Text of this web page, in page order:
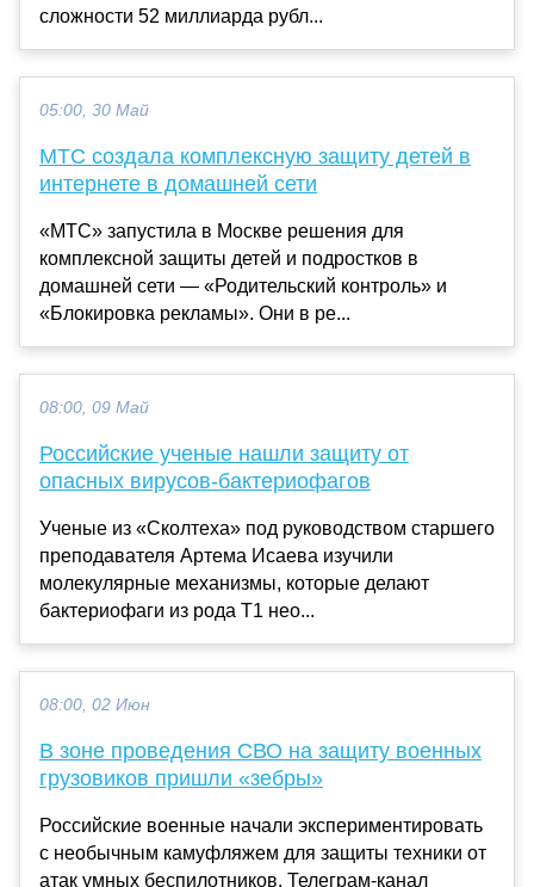
сложности 52 миллиарда рубл...
05:00, 30 Май
МТС создала комплексную защиту детей в
интернете в домашней сети
«МТС» запустила в Москве решения для
комплексной защиты детей и подростков в
домашней сети — «Родительский контроль» и
«Блокировка рекламы». Они в ре...
08:00, 09 Май
Российские ученые нашли защиту от
опасных вирусов-бактериофагов
Ученые из «Сколтеха» под руководством старшего
преподавателя Артема Исаева изучили
молекулярные механизмы, которые делают
бактериофаги из рода T1 нео...
08:00, 02 Июн
В зоне проведения СВО на защиту военных
грузовиков пришли «зебры»
Российские военные начали экспериментировать
с необычным камуфляжем для защиты техники от
атак умных беспилотников. Телеграм-канал